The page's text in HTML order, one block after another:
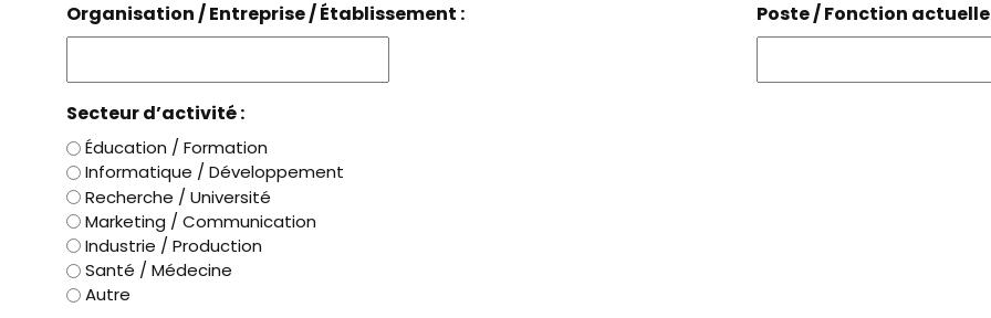
Organisation / Entreprise / Établissement : Poste / Fonction actuelle
Secteur d’activité :
Éducation / Formation
Informatique / Développement
Recherche / Université
Marketing / Communication
Industrie / Production
Santé / Médecine
Autre